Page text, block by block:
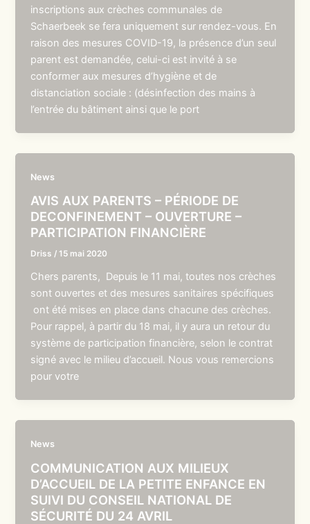
inscriptions aux crèches communales de
Schaerbeek se fera uniquement sur rendez-vous. En
raison des mesures COVID-19, la présence d’un seul
parent est demandée, celui-ci est invité à se
conformer aux mesures d’hygiène et de
distanciation sociale : (désinfection des mains à
l’entrée du bâtiment ainsi que le port
News
AVIS AUX PARENTS – PÉRIODE DE
DECONFINEMENT – OUVERTURE –
PARTICIPATION FINANCIÈRE
Driss /15 mai 2020
Chers parents, Depuis le 11 mai, toutes nos crèches
sont ouvertes et des mesures sanitaires spécifiques
ont été mises en place dans chacune des crèches.
Pour rappel, à partir du 18 mai, il y aura un retour du
système de participation financière, selon le contrat
signé avec le milieu d’accueil. Nous vous remercions
pour votre
News
COMMUNICATION AUX MILIEUX
D’ACCUEIL DE LA PETITE ENFANCE EN
SUIVI DU CONSEIL NATIONAL DE
SÉCURITÉ DU 24 AVRIL